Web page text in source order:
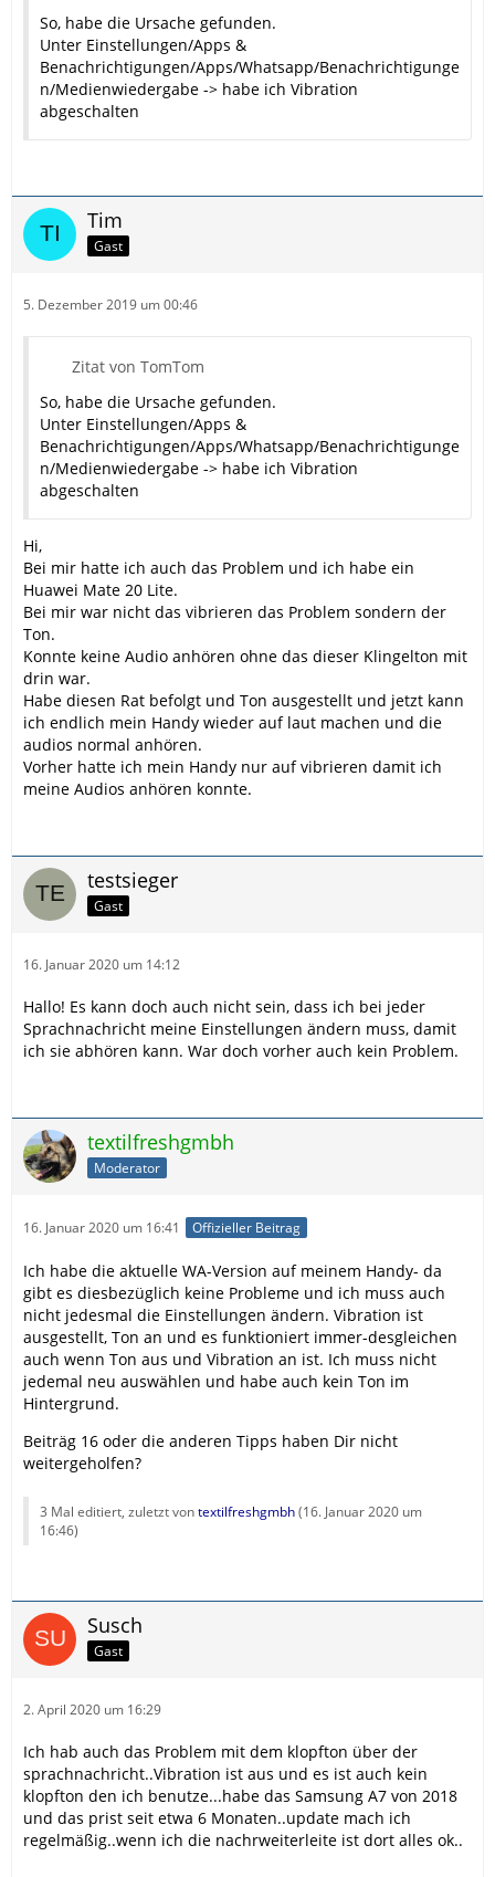
So, habe die Ursache gefunden.
Unter Einstellungen/Apps &
Benachrichtigungen/Apps/Whatsapp/Benachrichtigunge
n/Medienwiedergabe -> habe ich Vibration
abgeschalten
Tim
Gast
5. Dezember 2019 um 00:46
Zitat von TomTom
So, habe die Ursache gefunden.
Unter Einstellungen/Apps &
Benachrichtigungen/Apps/Whatsapp/Benachrichtigunge
n/Medienwiedergabe -> habe ich Vibration
abgeschalten
Hi,
Bei mir hatte ich auch das Problem und ich habe ein
Huawei Mate 20 Lite.
Bei mir war nicht das vibrieren das Problem sondern der
Ton.
Konnte keine Audio anhören ohne das dieser Klingelton mit
drin war.
Habe diesen Rat befolgt und Ton ausgestellt und jetzt kann
ich endlich mein Handy wieder auf laut machen und die
audios normal anhören.
Vorher hatte ich mein Handy nur auf vibrieren damit ich
meine Audios anhören konnte.
testsieger
Gast
16. Januar 2020 um 14:12
Hallo! Es kann doch auch nicht sein, dass ich bei jeder
Sprachnachricht meine Einstellungen ändern muss, damit
ich sie abhören kann. War doch vorher auch kein Problem.
textilfreshgmbh
Moderator
16. Januar 2020 um 16:41 Offizieller Beitrag
Ich habe die aktuelle WA-Version auf meinem Handy- da
gibt es diesbezüglich keine Probleme und ich muss auch
nicht jedesmal die Einstellungen ändern. Vibration ist
ausgestellt, Ton an und es funktioniert immer-desgleichen
auch wenn Ton aus und Vibration an ist. Ich muss nicht
jedemal neu auswählen und habe auch kein Ton im
Hintergrund.
Beiträg 16 oder die anderen Tipps haben Dir nicht
weitergeholfen?
3 Mal editiert, zuletzt vontextilfreshgmbh(16. Januar 2020 um
16:46)
Susch
Gast
2. April 2020 um 16:29
Ich hab auch das Problem mit dem klopfton über der
sprachnachricht..Vibration ist aus und es ist auch kein
klopfton den ich benutze...habe das Samsung A7 von 2018
und das prist seit etwa 6 Monaten..update mach ich
regelmäßig..wenn ich die nachrweiterleite ist dort alles ok..